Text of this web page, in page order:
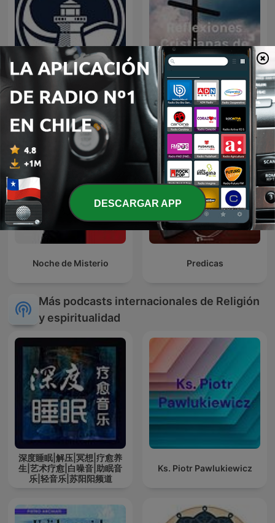
Predicaciones Cristianas Reflexiones Cristianas
Noche de Misterio Predicas
Más podcasts internacionales de Religión
y espiritualidad
深度睡眠|解压|冥想|疗愈养
生|艺术疗愈|白噪音|助眠音
乐|轻音乐|苏阳阳频道
Ks. Piotr Pawlukiewicz
DESCARGAR APP